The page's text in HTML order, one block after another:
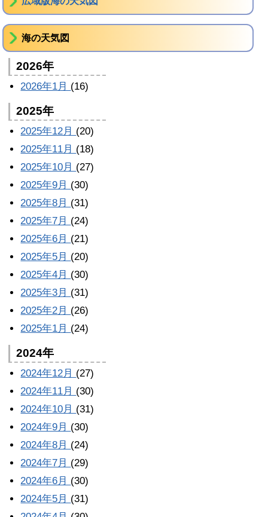
海の天気図
2026年
2026年1月 (16)
2025年
2025年12月 (20)
2025年11月 (18)
2025年10月 (27)
2025年9月 (30)
2025年8月 (31)
2025年7月 (24)
2025年6月 (21)
2025年5月 (20)
2025年4月 (30)
2025年3月 (31)
2025年2月 (26)
2025年1月 (24)
2024年
2024年12月 (27)
2024年11月 (30)
2024年10月 (31)
2024年9月 (30)
2024年8月 (24)
2024年7月 (29)
2024年6月 (30)
2024年5月 (31)